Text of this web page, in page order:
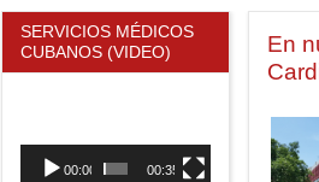
En
SERVICIOS MÉDICOS
CUBANOS (VIDEO)
00:00 00:35